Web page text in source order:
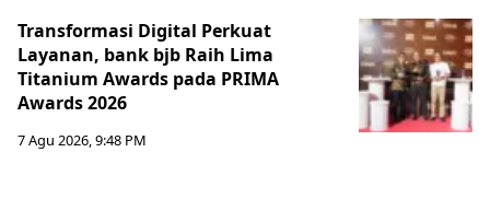
Transformasi Digital Perkuat
Layanan, bank bjb Raih Lima
Titanium Awards pada PRIMA
Awards 2026
7 Agu 2026, 9:48 PM